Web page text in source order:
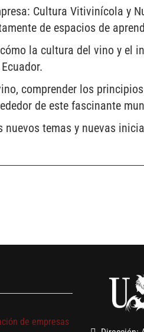
Cultura Vitivinícola y
de espacios de
la cultura del vino y el
comprender los
de este fascinante
temas y nuevas
de empresas